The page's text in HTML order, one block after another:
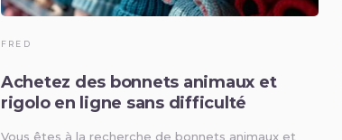
FRED
Achetez des bonnets animaux et
rigolo en ligne sans difficulté
Vous êtes à la recherche de bonnets animaux et